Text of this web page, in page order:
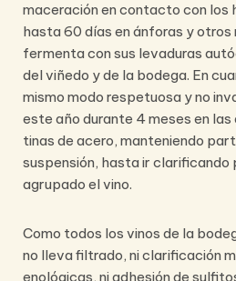
maceración en contacto con los
hasta 60 días en ánforas y
fermenta con sus levaduras
del viñedo y de la bodega. En
mismo modo respetuosa y no
este año durante 4 meses en
tinas de acero, manteniendo
suspensión, hasta ir clarificando
agrupado el vino.
Como todos los vinos de la
no lleva filtrado, ni clarificación
enológicas, ni adhesión de